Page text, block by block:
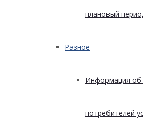
плановый
Разное
Информация об
потребителей